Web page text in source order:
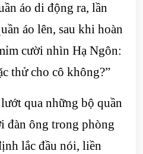
áo di động ra, lần
áo lên, sau khi hoàn
cười nhìn Hạ Ngôn:
thử cho cô không?”
qua những bộ quần
đàn ông trong phòng
lắc đầu nói, liền